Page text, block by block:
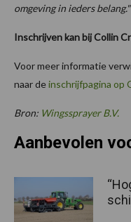
omgeving in ieders belang."
Inschrijven kan bij Collin
Voor meer informatie
naar deinschrijfpagina op
Bron: Wingssprayer B.V.
Aanbevolen